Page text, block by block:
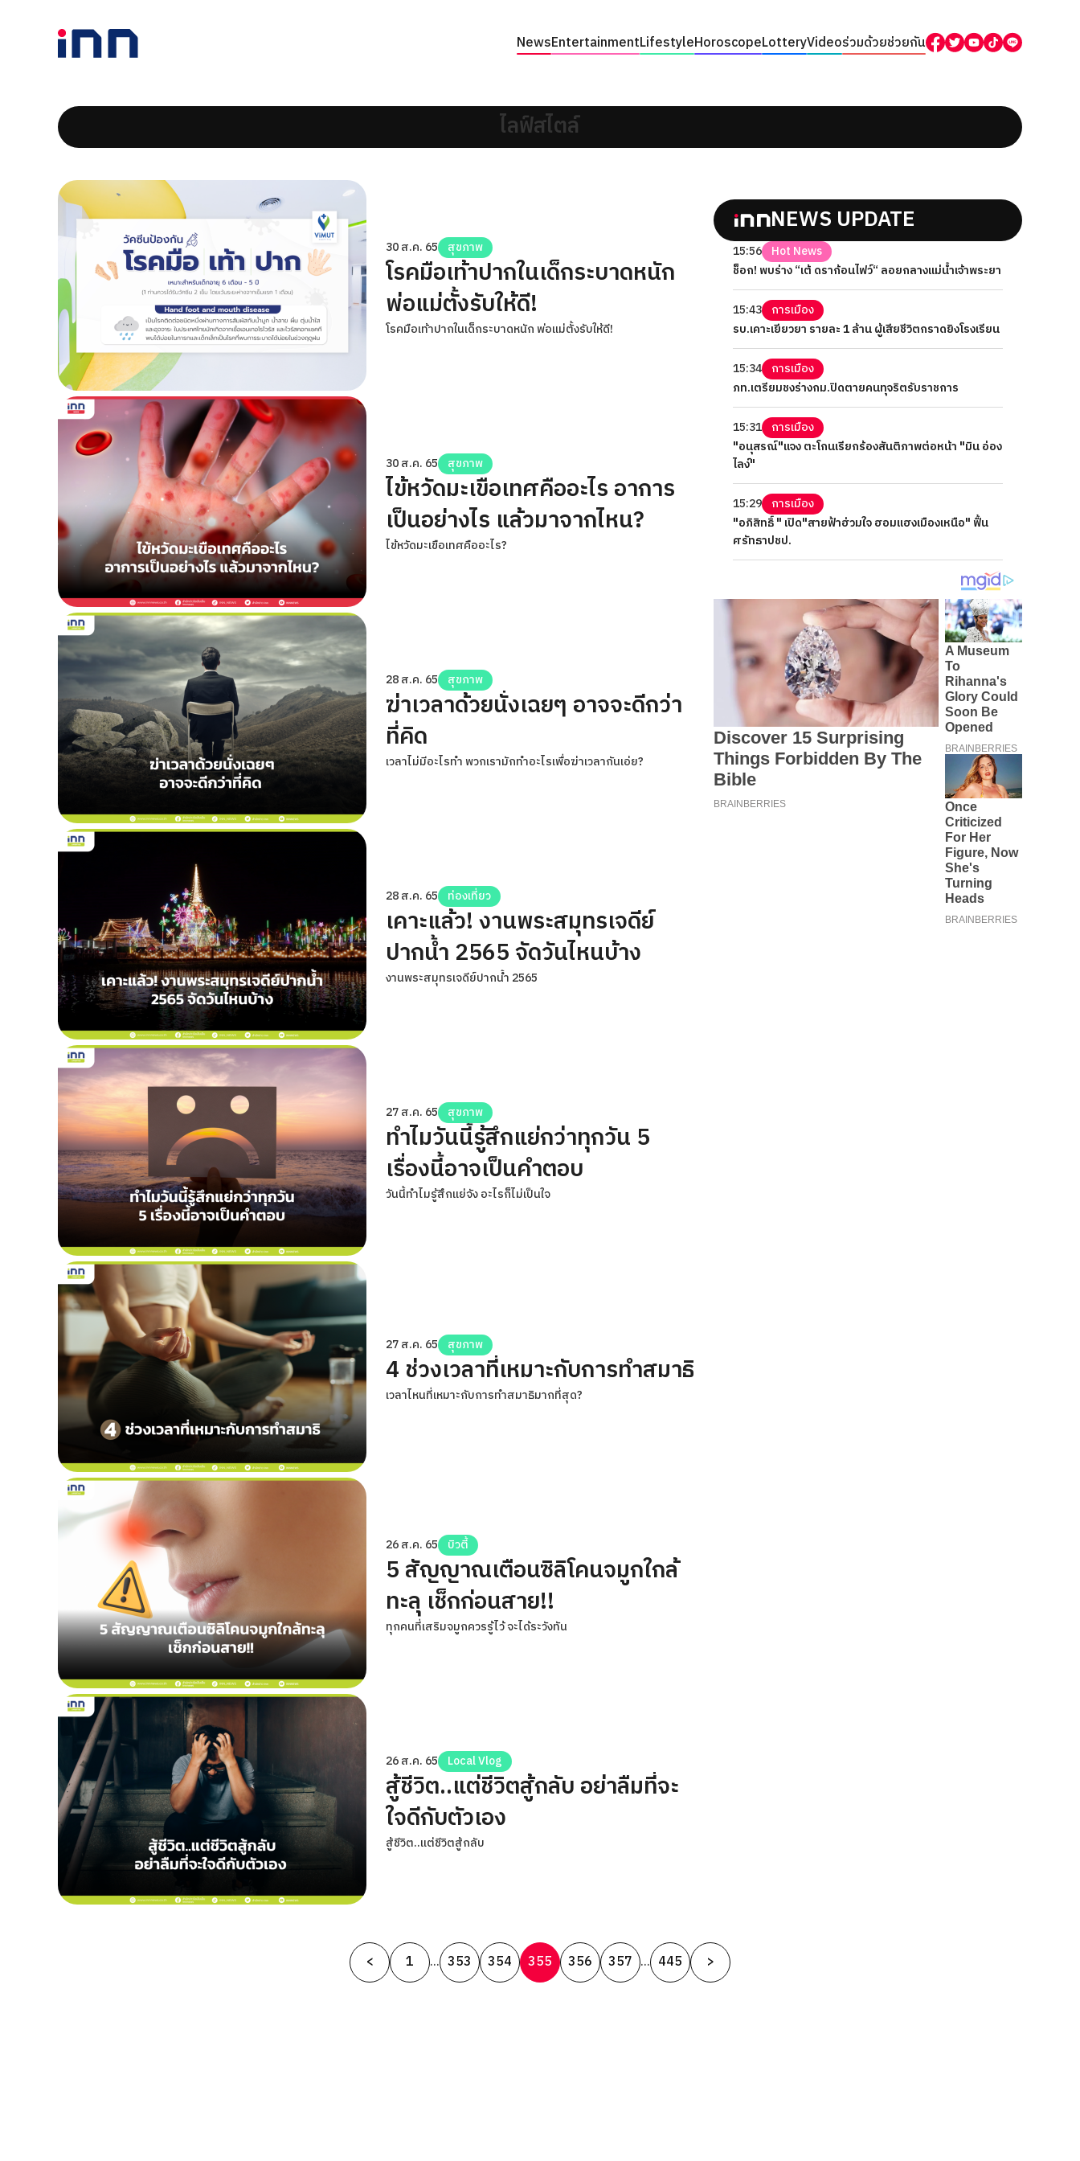
NewsEntertainmentLifestyleHoroscopeLotteryVideoร่วมด้วยช่วยกัน
ไลฟ์สไตล์
30 ส.ค. 65 สุขภาพ
โรคมือเท้าปากในเด็กระบาดหนัก
พ่อแม่ตั้งรับให้ดี!
โรคมือเท้าปากในเด็กระบาดหนัก พ่อแม่ตั้งรับให้ดี!
30 ส.ค. 65 สุขภาพ
ไข้หวัดมะเขือเทศคืออะไร อาการ
เป็นอย่างไร แล้วมาจากไหน?
ไข้หวัดมะเขือเทศคืออะไร?
28 ส.ค. 65 สุขภาพ
ฆ่าเวลาด้วยนั่งเฉยๆ อาจจะดีกว่า
ที่คิด
เวลาไม่มีอะไรทำ พวกเรามักทำอะไรเพื่อฆ่าเวลากันเอ่ย?
28 ส.ค. 65 ท่องเที่ยว
เคาะแล้ว! งานพระสมุทรเจดีย์
ปากน้ำ 2565 จัดวันไหนบ้าง
งานพระสมุทรเจดีย์ปากน้ำ 2565
27 ส.ค. 65 สุขภาพ
ทำไมวันนี้รู้สึกแย่กว่าทุกวัน 5
เรื่องนี้อาจเป็นคำตอบ
วันนี้ทำไมรู้สึกแย่จัง อะไรก็ไม่เป็นใจ
27 ส.ค. 65 สุขภาพ
4 ช่วงเวลาที่เหมาะกับการทำสมาธิ
เวลาไหนที่เหมาะกับการทำสมาธิมากที่สุด?
26 ส.ค. 65 บิวตี้
5 สัญญาณเตือนซิลิโคนจมูกใกล้
ทะลุ เช็กก่อนสาย!!
ทุกคนที่เสริมจมูกควรรู้ไว้ จะได้ระวังทัน
26 ส.ค. 65 Local Vlog
สู้ชีวิต..แต่ชีวิตสู้กลับ อย่าลืมที่จะ
ใจดีกับตัวเอง
สู้ชีวิต..แต่ชีวิตสู้กลับ
NEWS UPDATE
15:56 Hot News
ช็อก! พบร่าง “เต้ ดราก้อนไฟว์“ ลอยกลางแม่น้ำเจ้าพระยา
15:43 การเมือง
รบ.เคาะเยียวยา รายละ 1 ล้าน ผู้เสียชีวิตกราดยิงโรงเรียน
15:34 การเมือง
ภท.เตรียมชงร่างกม.ปิดตายคนทุจริตรับราชการ
15:31 การเมือง
"อนุสรณ์"แจง ตะโกนเรียกร้องสันติภาพต่อหน้า "มิน อ่อง
ไลง์"
15:29 การเมือง
"อภิสิทธิ์ " เปิด"สายฟ้าฮ่วมใจ ฮอมแฮงเมืองเหนือ" ฟื้น
ศรัทธาปชป.
Posts
pagination
< 1 … 353 354 355 356 357 … 445 >